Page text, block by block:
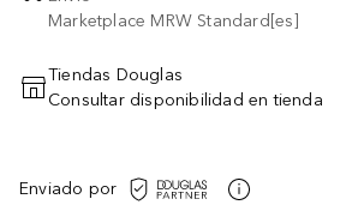
Marketplace MRW Standard[es]
AÑADIR AL
Tiendas Douglas
Consultar disponibilidad en tienda
Enviado por